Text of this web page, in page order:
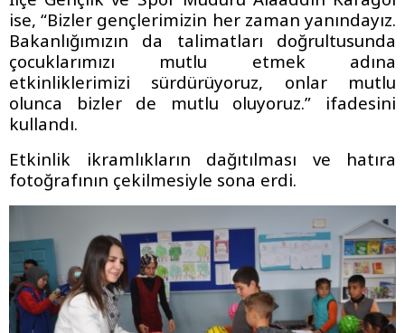
ise, “Bizler gençlerimizin her zaman yanındayız.
Bakanlığımızın da talimatları doğrultusunda
çocuklarımızı mutlu etmek adına
etkinliklerimizi sürdürüyoruz, onlar mutlu
olunca bizler de mutlu oluyoruz.” ifadesini
kullandı.
Etkinlik ikramlıkların dağıtılması ve hatıra
fotoğrafının çekilmesiyle sona erdi.